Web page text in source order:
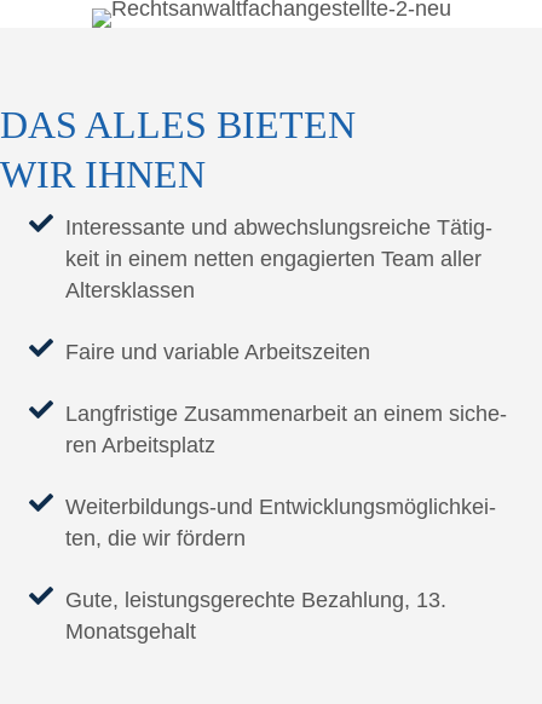
DAS ALLES BIE­TEN
WIR IHNEN
Inter­es­san­te und abwechs­lungs­rei­che Tätig­
keit in einem net­ten enga­gier­ten Team aller
Altersklassen
Fai­re und varia­ble Arbeitszeiten
Lang­fris­ti­ge Zusam­men­ar­beit an einem siche­
ren Arbeitsplatz
Wei­ter­bil­dungs-und Ent­wick­lungs­mög­lich­kei­
ten, die wir fördern
Gute, leis­tungs­ge­rech­te Bezah­lung, 13.
Monatsgehalt